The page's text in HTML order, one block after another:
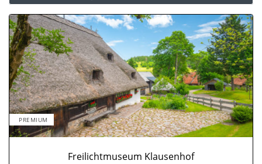
PREMIUM
Freilichtmuseum Klausenhof